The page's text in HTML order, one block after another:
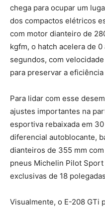
chega para ocupar um
dos compactos elétricos
com motor dianteiro de
kgfm, o hatch acelera de
segundos, com
para preservar a
Para lidar com esse
ajustes importantes na
esportiva rebaixada em
diferencial autoblocante,
dianteiros de 355 mm
pneus Michelin Pilot
exclusivas de 18
Visualmente, o E-208 GTi